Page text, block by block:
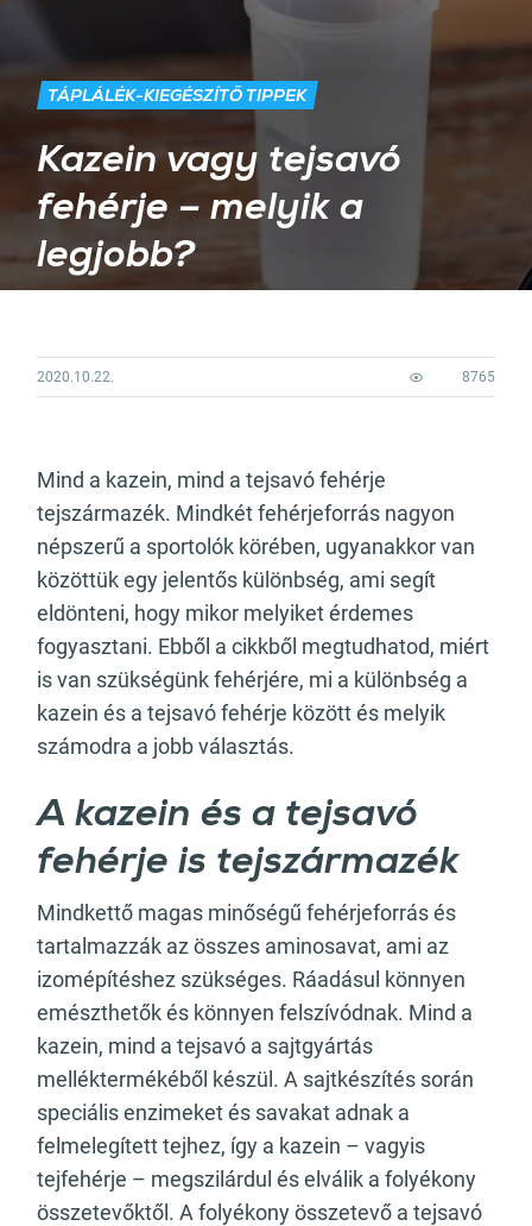
TÁPLÁLÉK-KIEGÉSZÍTŐ TIPPEK
Kazein vagy tejsavó
fehérje – melyik a
legjobb?
2020.10.22. 8765
Mind a kazein, mind a tejsavó fehérje
tejszármazék. Mindkét fehérjeforrás nagyon
népszerű a sportolók körében, ugyanakkor van
közöttük egy jelentős különbség, ami segít
eldönteni, hogy mikor melyiket érdemes
fogyasztani. Ebből a cikkből megtudhatod, miért
is van szükségünk fehérjére, mi a különbség a
kazein és a tejsavó fehérje között és melyik
számodra a jobb választás.
A kazein és a tejsavó
fehérje is tejszármazék
Mindkettő magas minőségű fehérjeforrás és
tartalmazzák az összes aminosavat, ami az
izomépítéshez szükséges. Ráadásul könnyen
emészthetők és könnyen felszívódnak. Mind a
kazein, mind a tejsavó a sajtgyártás
melléktermékéből készül. A sajtkészítés során
speciális enzimeket és savakat adnak a
felmelegített tejhez, így a kazein – vagyis
tejfehérje – megszilárdul és elválik a folyékony
összetevőktől. A folyékony összetevő a tejsavó